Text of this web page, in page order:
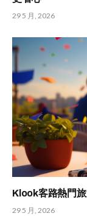
29 5 月, 2026
Klook客路熱門
29 5 月, 2026